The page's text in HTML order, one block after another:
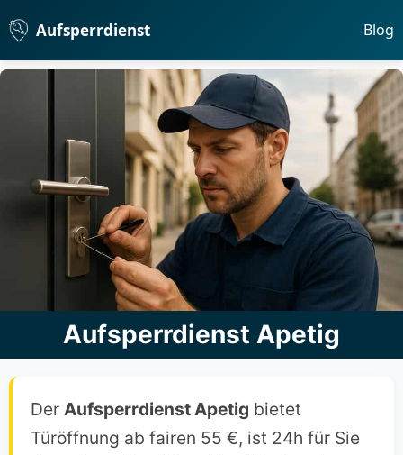
Aufsperrdienst Blog
Aufsperrdienst Apetig
Der Aufsperrdienst Apetig bietet
Türöffnung ab fairen 55 €, ist 24h für Sie